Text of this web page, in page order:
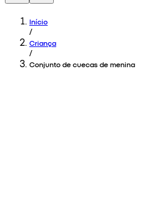
Início
/
Criança
/
Conjunto de cuecas de menina